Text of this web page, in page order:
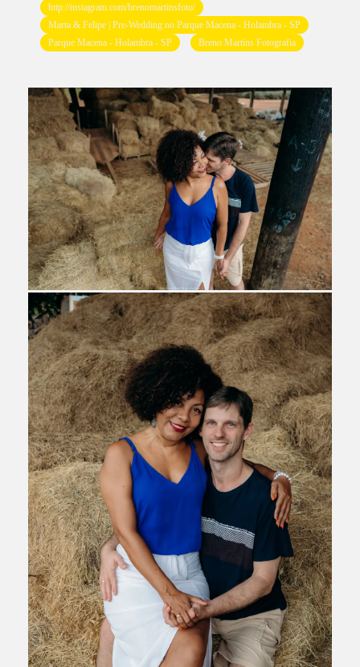
http://instagram.com/brenomartinsfoto/
Marta & Felipe | Pre-Wedding no Parque Macena - Holambra - SP
Parque Macena - Holambra - SP
Breno Martins Fotografia